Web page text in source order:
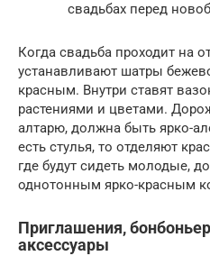
свадьбах перед
Когда свадьба проходит на
устанавливают шатры
красным. Внутри ставят
растениями и цветами.
алтарю, должна быть ярко-
есть стулья, то отделяют
где будут сидеть молодые,
однотонным ярко-красным
Приглашения,
аксессуары